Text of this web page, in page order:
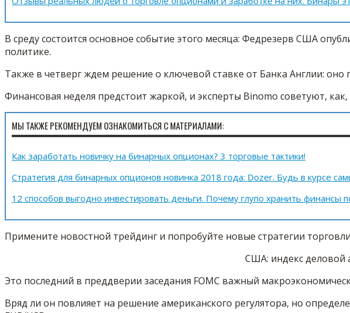
В среду состоится основное событие этого месяца: Федрезерв США
политике.
Также в четверг ждем решение о ключевой ставке от Банка Англии: оно
Финансовая неделя предстоит жаркой, и эксперты Binomo советуют,
МЫ ТАКЖЕ РЕКОМЕНДУЕМ ОЗНАКОМИТЬСЯ С МАТЕРИАЛАМИ:
Как заработать новичку на бинарных опционах? 3 торговые тактики!
Стратегия для бинарных опционов новинка 2018 года: Dozer. Будь в курсе
12 способов выгодно инвестировать деньги. Почему глупо хранить финансы
Примените новостной трейдинг и попробуйте новые стратегии
США: индекс деловой
Это последний в преддверии заседания FOMC важный
Вряд ли он повлияет на решение американского регулятора, но